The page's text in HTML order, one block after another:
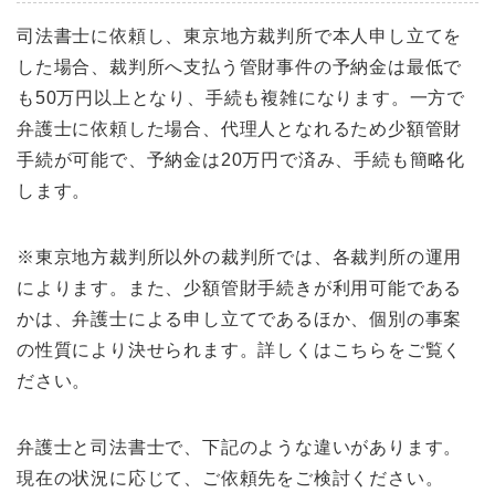
司法書士に依頼し、東京地方裁判所で本人申し立てを
した場合、裁判所へ支払う管財事件の予納金は最低で
も50万円以上となり、手続も複雑になります。一方で
弁護士に依頼した場合、代理人となれるため少額管財
手続が可能で、予納金は20万円で済み、手続も簡略化
します。
※東京地方裁判所以外の裁判所では、各裁判所の運用
によります。また、少額管財手続きが利用可能である
かは、弁護士による申し立てであるほか、個別の事案
の性質により決せられます。詳しくはこちらをご覧く
ださい。
弁護士と司法書士で、下記のような違いがあります。
現在の状況に応じて、ご依頼先をご検討ください。